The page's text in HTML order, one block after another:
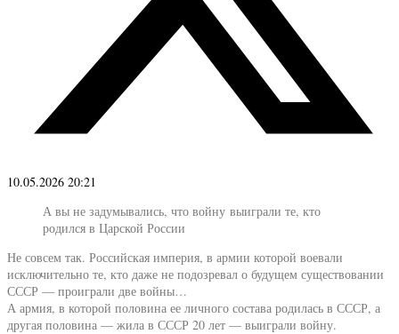
10.05.2026 20:21
А вы не задумывались, что войну выиграли те, кто
родился в Царской России
Не совсем так. Российская империя, в армии которой воевали
исключительно те, кто даже не подозревал о будущем существовании
СССР — проиграли две войны…
А армия, в которой половина ее личного состава родилась в СССР, а
другая половина — жила в СССР 20 лет — выиграли войну.